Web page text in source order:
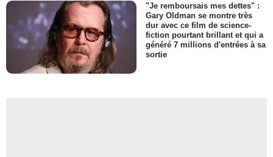
"Je remboursais mes dettes" :
Gary Oldman se montre très
dur avec ce film de science-
fiction pourtant brillant et qui a
généré 7 millions d'entrées à sa
sortie